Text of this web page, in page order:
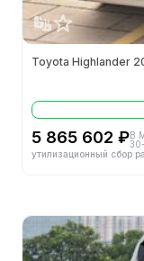
60 км ТО:
Объем
Кол-во
Toyota Highlander
5 865 602 ₽В
утилизационный сбор